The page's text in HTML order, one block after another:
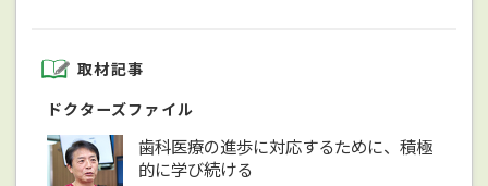
取材記事
ドクターズファイル
歯科医療の進歩に対応するために、積極
的に学び続ける